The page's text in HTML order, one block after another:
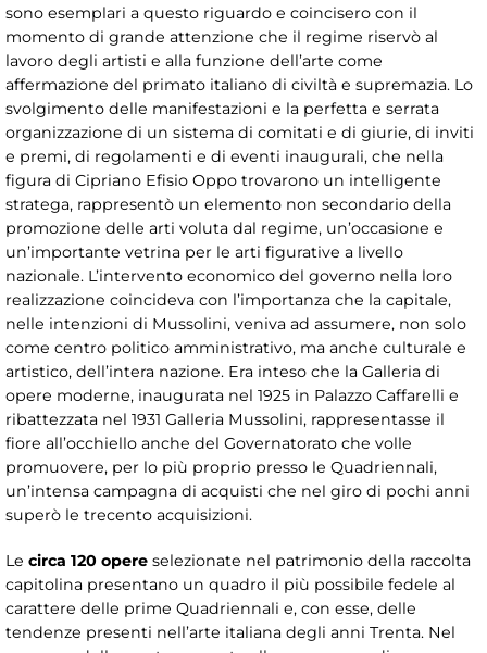
sono esemplari a questo riguardo e coincisero con il
momento di grande attenzione che il regime riservò al
lavoro degli artisti e alla funzione dell’arte come
affermazione del primato italiano di civiltà e supremazia. Lo
svolgimento delle manifestazioni e la perfetta e serrata
organizzazione di un sistema di comitati e di giurie, di inviti
e premi, di regolamenti e di eventi inaugurali, che nella
figura di Cipriano Efisio Oppo trovarono un intelligente
stratega, rappresentò un elemento non secondario della
promozione delle arti voluta dal regime, un’occasione e
un’importante vetrina per le arti figurative a livello
nazionale. L’intervento economico del governo nella loro
realizzazione coincideva con l’importanza che la capitale,
nelle intenzioni di Mussolini, veniva ad assumere, non solo
come centro politico amministrativo, ma anche culturale e
artistico, dell’intera nazione. Era inteso che la Galleria di
opere moderne, inaugurata nel 1925 in Palazzo Caffarelli e
ribattezzata nel 1931 Galleria Mussolini, rappresentasse il
fiore all’occhiello anche del Governatorato che volle
promuovere, per lo più proprio presso le Quadriennali,
un’intensa campagna di acquisti che nel giro di pochi anni
superò le trecento acquisizioni.
Le circa 120 opere selezionate nel patrimonio della raccolta
capitolina presentano un quadro il più possibile fedele al
carattere delle prime Quadriennali e, con esse, delle
tendenze presenti nell’arte italiana degli anni Trenta. Nel